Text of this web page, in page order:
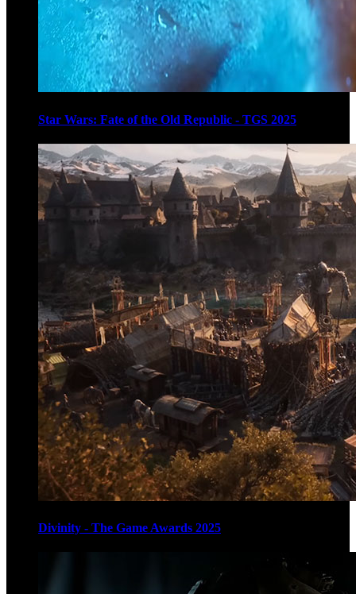
Star Wars: Fate of the Old Republic - TGS 2025
Divinity - The Game Awards 2025